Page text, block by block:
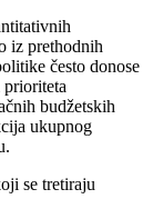
iz prethodnih
često donose
budžetskih
ukupnog
se tretiraju